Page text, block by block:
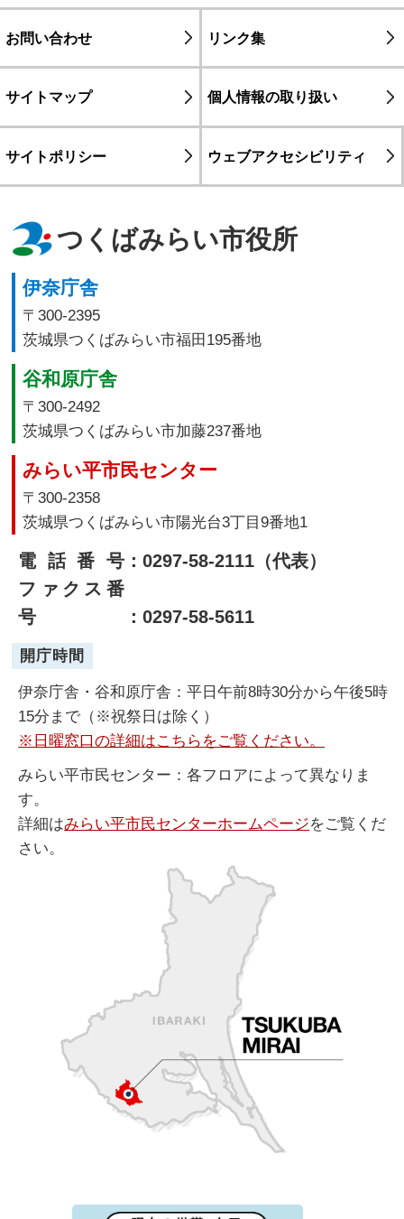
お問い合わせ リンク集
サイトマップ 個人情報の取り扱い
サイトポリシー ウェブアクセシビリティ
つくばみらい市役所
伊奈庁舎
〒300-2395
茨城県つくばみらい市福田195番地
谷和原庁舎
〒300-2492
茨城県つくばみらい市加藤237番地
みらい平市民センター
〒300-2358
茨城県つくばみらい市陽光台3丁目9番地1
電話番号：0297-58-2111（代表）
ファクス番
号
：0297-58-5611
開庁時間
伊奈庁舎・谷和原庁舎：平日午前8時30分から午後5時
15分まで（※祝祭日は除く）
※日曜窓口の詳細はこちらをご覧ください。
みらい平市民センター：各フロアによって異なりま
す。
詳細はみらい平市民センターホームページをご覧くだ
さい。